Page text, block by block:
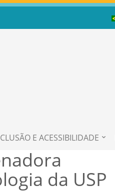
E ACESSIBILIDADE
da USP